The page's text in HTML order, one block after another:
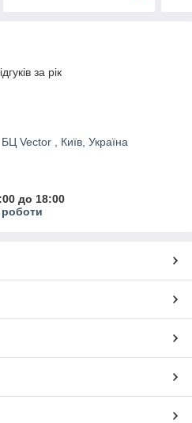
за рік
Vector , Київ, Україна
до 18:00
роботи